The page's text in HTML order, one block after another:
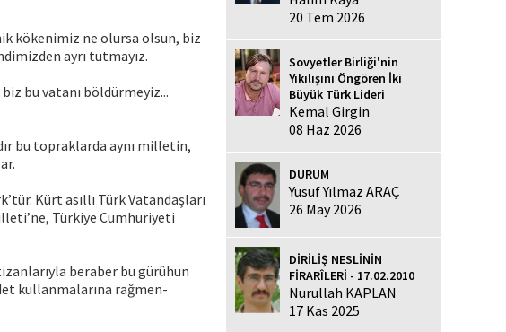
kökenimiz ne olursa olsun, biz
ayrı tutmayız.
bu vatanı böldürmeyiz...
bu topraklarda aynı milletin,
Kürt asıllı Türk Vatandaşları
Türkiye Cumhuriyeti
beraber bu gürûhun
kullanmalarına rağmen-
20 Tem 2026
Sovyetler Birliği'nin
Yıkılışını Öngören İki
Büyük Türk Lideri
Kemal Girgin
08 Haz 2026
DURUM
Yusuf Yılmaz ARAÇ
26 May 2026
DİRİLİŞ NESLİNİN
FİRARÎLERİ - 17.02.2010
Nurullah KAPLAN
17 Kas 2025